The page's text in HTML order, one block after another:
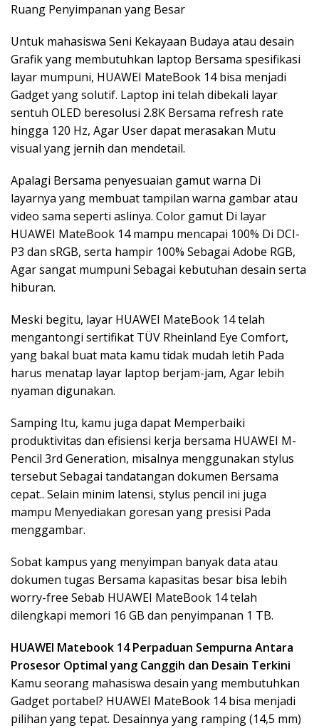
Ruang Penyimpanan yang Besar
Untuk mahasiswa Seni Kekayaan Budaya atau desain
Grafik yang membutuhkan laptop Bersama spesifikasi
layar mumpuni, HUAWEI MateBook 14 bisa menjadi
Gadget yang solutif. Laptop ini telah dibekali layar
sentuh OLED beresolusi 2.8K Bersama refresh rate
hingga 120 Hz, Agar User dapat merasakan Mutu
visual yang jernih dan mendetail.
Apalagi Bersama penyesuaian gamut warna Di
layarnya yang membuat tampilan warna gambar atau
video sama seperti aslinya. Color gamut Di layar
HUAWEI MateBook 14 mampu mencapai 100% Di DCI-
P3 dan sRGB, serta hampir 100% Sebagai Adobe RGB,
Agar sangat mumpuni Sebagai kebutuhan desain serta
hiburan.
Meski begitu, layar HUAWEI MateBook 14 telah
mengantongi sertifikat TÜV Rheinland Eye Comfort,
yang bakal buat mata kamu tidak mudah letih Pada
harus menatap layar laptop berjam-jam, Agar lebih
nyaman digunakan.
Samping Itu, kamu juga dapat Memperbaiki
produktivitas dan efisiensi kerja bersama HUAWEI M-
Pencil 3rd Generation, misalnya menggunakan stylus
tersebut Sebagai tandatangan dokumen Bersama
cepat.. Selain minim latensi, stylus pencil ini juga
mampu Menyediakan goresan yang presisi Pada
menggambar.
Sobat kampus yang menyimpan banyak data atau
dokumen tugas Bersama kapasitas besar bisa lebih
worry-free Sebab HUAWEI MateBook 14 telah
dilengkapi memori 16 GB dan penyimpanan 1 TB.
HUAWEI Matebook 14 Perpaduan Sempurna Antara
Prosesor Optimal yang Canggih dan Desain Terkini
Kamu seorang mahasiswa desain yang membutuhkan
Gadget portabel? HUAWEI MateBook 14 bisa menjadi
pilihan yang tepat. Desainnya yang ramping (14,5 mm)